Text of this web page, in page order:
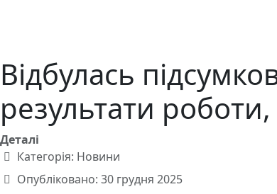
Відбулась
результати
Деталі
Категорія: Новини
Опубліковано: 30 грудня 2025